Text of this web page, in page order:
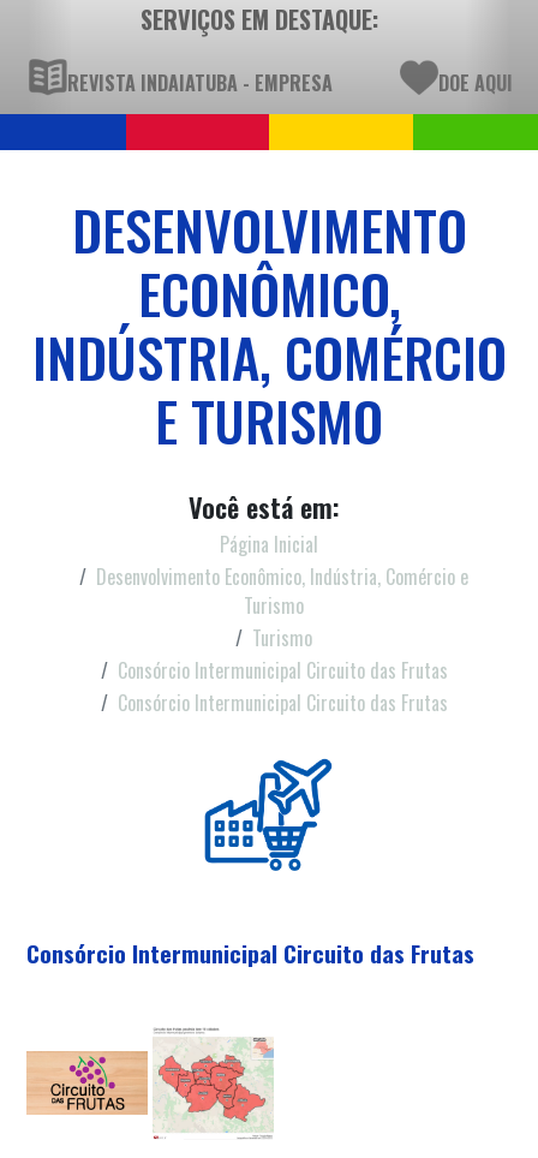
SERVIÇOS EM DESTAQUE:
REVISTA INDAIATUBA - EMPRESA DOE AQUI
DESENVOLVIMENTO
ECONÔMICO,
INDÚSTRIA, COMÉRCIO
E TURISMO
Você está em:
Página Inicial
Desenvolvimento Econômico, Indústria, Comércio e
Turismo
Turismo
Consórcio Intermunicipal Circuito das Frutas
Consórcio Intermunicipal Circuito das Frutas
Consórcio Intermunicipal Circuito das Frutas